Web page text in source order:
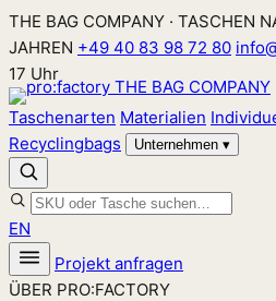
Zum
Inhalt
springen
THE BAG COMPANY · TASCHEN
JAHREN +49 40 83 98 72 80
17 Uhr
Taschenarten Materialien
Recyclingbags
Unternehmen ▾
EN
Projekt anfragen
ÜBER PRO:FACTORY